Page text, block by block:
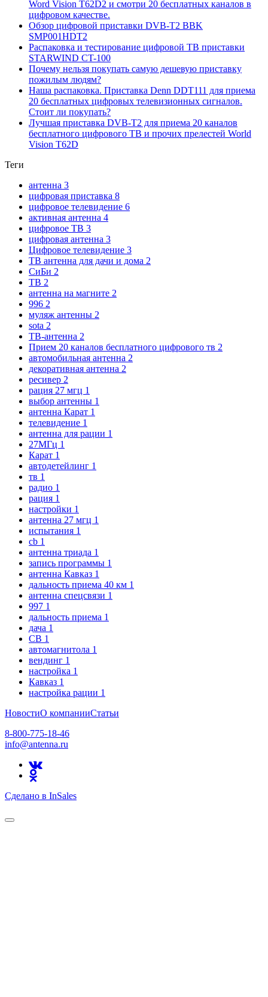
Word Vision T62D2 и смотри 20 бесплатных каналов в
цифровом качестве.
Обзор цифровой приставки DVB-T2 BBK
SMP001HDT2
Распаковка и тестирование цифровой ТВ приставки
STARWIND CT-100
Почему нельзя покупать самую дешевую приставку
пожилым людям?
Наша распаковка. Приставка Denn DDT111 для приема
20 бесплатных цифровых телевизионных сигналов.
Стоит ли покупать?
Лучшая приставка DVB-T2 для приема 20 каналов
бесплатного цифрового ТВ и прочих прелестей World
Vision T62D
Теги
антенна 3
цифровая приставка 8
цифровое телевидение 6
активная антенна 4
цифровое ТВ 3
цифровая антенна 3
Цифровое телевидение 3
ТВ антенна для дачи и дома 2
СиБи 2
ТВ 2
антенна на магните 2
996 2
муляж антенны 2
sota 2
ТВ-антенна 2
Прием 20 каналов бесплатного цифрового тв 2
автомобильная антенна 2
декоративная антенна 2
ресивер 2
рация 27 мгц 1
выбор антенны 1
антенна Карат 1
телевидение 1
антенна для рации 1
27МГц 1
Карат 1
автодетейлинг 1
тв 1
радио 1
рация 1
настройки 1
антенна 27 мгц 1
испытания 1
cb 1
антенна триада 1
запись программы 1
антенна Кавказ 1
дальность приема 40 км 1
антенна спецсвязи 1
997 1
дальность приема 1
дача 1
CB 1
автомагнитола 1
вендинг 1
настройка 1
Кавказ 1
настройка рации 1
НовостиО компанииСтатьи
8-800-775-18-46
info@antenna.ru
Сделано в InSales